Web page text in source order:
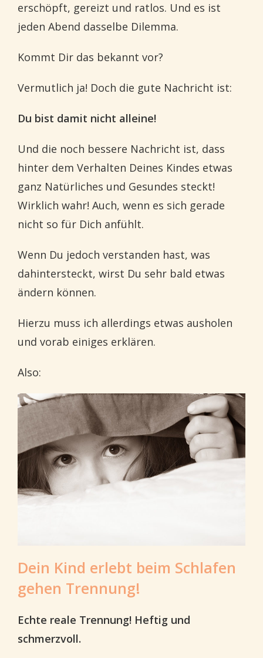
erschöpft, gereizt und ratlos. Und es ist
jeden Abend dasselbe Dilemma.
Kommt Dir das bekannt vor?
Vermutlich ja! Doch die gute Nachricht ist:
Du bist damit nicht alleine!
Und die noch bessere Nachricht ist, dass
hinter dem Verhalten Deines Kindes etwas
ganz Natürliches und Gesundes steckt!
Wirklich wahr! Auch, wenn es sich gerade
nicht so für Dich anfühlt.
Wenn Du jedoch verstanden hast, was
dahintersteckt, wirst Du sehr bald etwas
ändern können.
Hierzu muss ich allerdings etwas ausholen
und vorab einiges erklären.
Also:
Dein Kind erlebt beim Schlafen
gehen Trennung!
Echte reale Trennung! Heftig und
schmerzvoll.